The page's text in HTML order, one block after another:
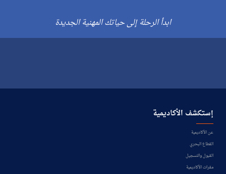
ابدأ الرحلة إلى حياتك المهنية الجديدة
إستكشف الأكاديمية
عن الأكاديمية
القطاع البحري
القبول والتسجيل
مقرات الأكاديمية